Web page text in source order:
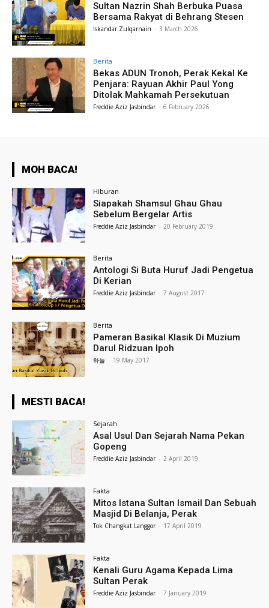
Sultan Nazrin Shah Berbuka Puasa
Bersama Rakyat di Behrang Stesen
Iskandar Zulqarnain - 3 March 2026
Berita
Bekas ADUN Tronoh, Perak Kekal Ke
Penjara: Rayuan Akhir Paul Yong
Ditolak Mahkamah Persekutuan
Freddie Aziz Jasbindar - 6 February 2026
MOH BACA!
Hiburan
Siapakah Shamsul Ghau Ghau
Sebelum Bergelar Artis
Freddie Aziz Jasbindar - 20 February 2019
Berita
Antologi Si Buta Huruf Jadi Pengetua
Di Kerian
Freddie Aziz Jasbindar - 7 August 2017
Berita
Pameran Basikal Klasik Di Muzium
Darul Ridzuan Ipoh
하늘 - 19 May 2017
MESTI BACA!
Sejarah
Asal Usul Dan Sejarah Nama Pekan
Gopeng
Freddie Aziz Jasbindar - 2 April 2019
Fakta
Mitos Istana Sultan Ismail Dan Sebuah
Masjid Di Belanja, Perak
Tok Changkat Langgor - 17 April 2019
Fakta
Kenali Guru Agama Kepada Lima
Sultan Perak
Freddie Aziz Jasbindar - 7 January 2019